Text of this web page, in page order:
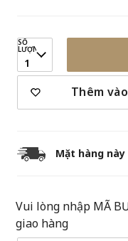
SỐ
LƯỢNG
1
Thêm
Mặt hàng
Vui lòng nhập MÃ
giao hàng